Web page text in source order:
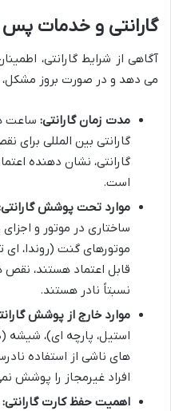
گارانتی و خدمات
آگاهی از شرایط گارانتی،
می دهد و در صورت بروز
مدت زمان گارانتی:
گارانتی بین المللی
گارانتی، نشان دهنده
است.
موارد تحت پوشش
ساختاری در موتور و
موتورهای گنت (روندا، ای
قابل اعتماد هستند،
نسبتاً نادر هستند.
موارد خارج از پوشش
استیل، پارچه ای)، شیشه
های ناشی از استفاده
افراد غیرمجاز را پوشش
اهمیت حفظ کارت گارانتی: